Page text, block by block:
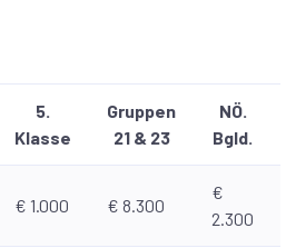
5.
Klasse
Gruppen
21 & 23
NÖ.
Bgld.
€ 1.000 € 8.300
€
2.300